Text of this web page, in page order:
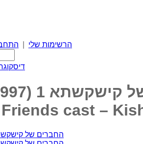
הרשימות שלי
1 (1997)
cast –